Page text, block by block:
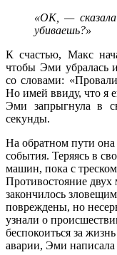
«OK, —
убиваешь?»
К счастью, Макс
чтобы Эми убралась
со словами:
Но имей ввиду, что я
Эми запрыгнула в
секунды.
На обратном пути она
события. Теряясь в
машин, пока с
Противостояние двух
закончилось
повреждены, но
узнали о
беспокоиться за
аварии, Эми